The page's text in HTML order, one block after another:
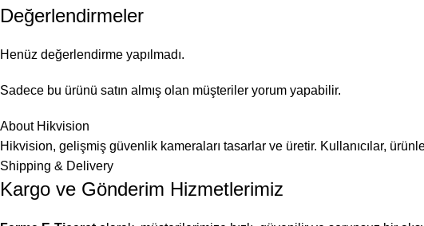
Değerlendirmeler
Henüz değerlendirme yapılmadı.
Sadece bu ürünü satın almış olan müşteriler yorum yapabilir.
About Hikvision
Hikvision, gelişmiş güvenlik kameraları tasarlar ve üretir. Kullanıcılar,
Shipping & Delivery
Kargo ve Gönderim Hizmetlerimiz